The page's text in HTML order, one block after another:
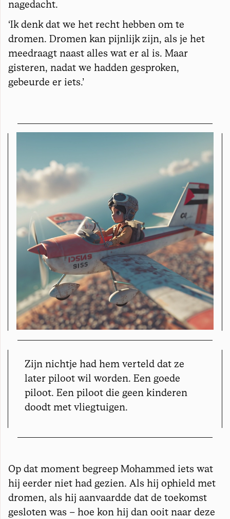
nagedacht.
‘Ik denk dat we het recht hebben om te
dromen. Dromen kan pijnlijk zijn, als je het
meedraagt naast alles wat er al is. Maar
gisteren, nadat we hadden gesproken,
gebeurde er iets.’
Zijn nichtje had hem verteld dat ze
later piloot wil worden. Een goede
piloot. Een piloot die geen kinderen
doodt met vliegtuigen.
Op dat moment begreep Mohammed iets wat
hij eerder niet had gezien. Als hij ophield met
dromen, als hij aanvaardde dat de toekomst
gesloten was – hoe kon hij dan ooit naar deze